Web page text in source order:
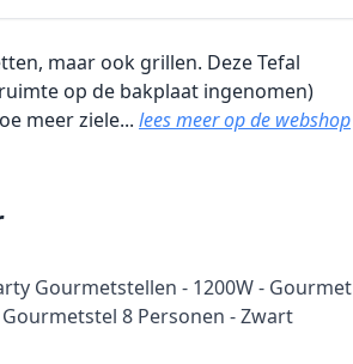
maar ook grillen. Deze Tefal
op de bakplaat ingenomen)
meer ziele... lees meer op de webshop
Gourmetstellen - 1200W - Gourmet
8 Personen - Zwart